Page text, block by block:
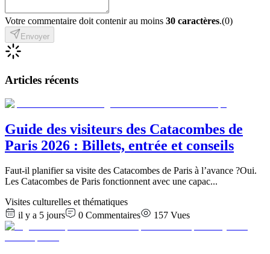
Votre commentaire doit contenir au moins 30 caractères.(0)
Envoyer
Articles récents
Guide des visiteurs des Catacombes de
Paris 2026 : Billets, entrée et conseils
Faut-il planifier sa visite des Catacombes de Paris à l’avance ?Oui.
Les Catacombes de Paris fonctionnent avec une capac...
Visites culturelles et thématiques
il y a 5 jours
0 Commentaires 157 Vues